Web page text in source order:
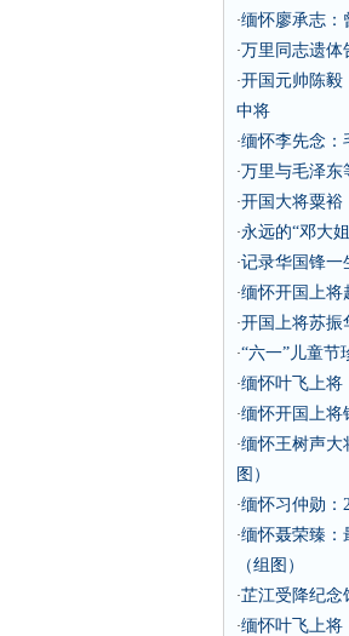
·缅怀廖承志：
·万里同志遗体
·开国元帅陈毅
中将
·缅怀李先念：
·万里与毛泽东
·开国大将粟裕
·永远的“邓大
·记录华国锋一
·缅怀开国上将
·开国上将苏振
·“六一”儿童节
·缅怀叶飞上将
·缅怀开国上将
·缅怀王树声大
图）
·缅怀习仲勋：
·缅怀聂荣臻：
（组图）
·芷江受降纪念
·缅怀叶飞上将